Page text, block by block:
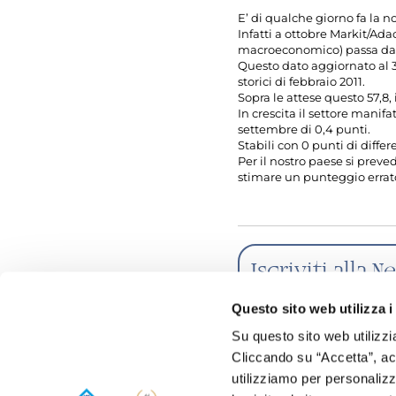
Questo sito web utilizza i
Su questo sito web
Cliccando su “Accetta”,
utilizziamo per
E’ di qualche giorno fa la
Infatti a ottobre Markit/
macroeconomico) passa
Questo dato aggiornato al
storici di febbraio 2011.
Sopra le attese questo
In crescita il settore
settembre di 0,4 punti.
Stabili con 0 punti di
Per il nostro paese si
stimare un punteggio
Iscriviti alla
informato
iniziative e i